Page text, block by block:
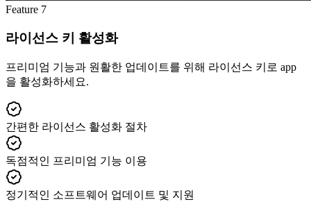
Feature 7
라이선스 키 활성화
프리미엄 기능과 원활한 업데이트를 위해 라이선스 키로 app
을 활성화하세요.
간편한 라이선스 활성화 절차
독점적인 프리미엄 기능 이용
정기적인 소프트웨어 업데이트 및 지원